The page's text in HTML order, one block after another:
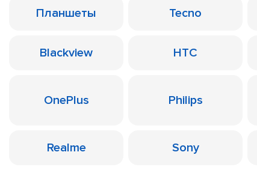
Планшеты Tecno
Blackview HTC
OnePlus Philips
Realme Sony